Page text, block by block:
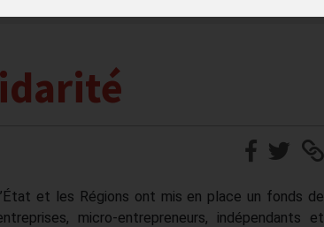
et les Régions ont mis en place un fonds de
micro-entrepreneurs, indépendants et